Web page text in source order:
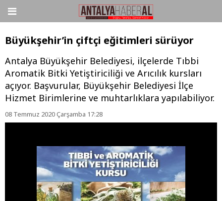
Büyükşehir’in çiftçi eğitimleri sürüyor
Antalya Büyükşehir Belediyesi, ilçelerde Tıbbi
Aromatik Bitki Yetiştiriciliği ve Arıcılık kursları
açıyor. Başvurular, Büyükşehir Belediyesi İlçe
Hizmet Birimlerine ve muhtarlıklara yapılabiliyor.
08 Temmuz 2020 Çarşamba 17:28